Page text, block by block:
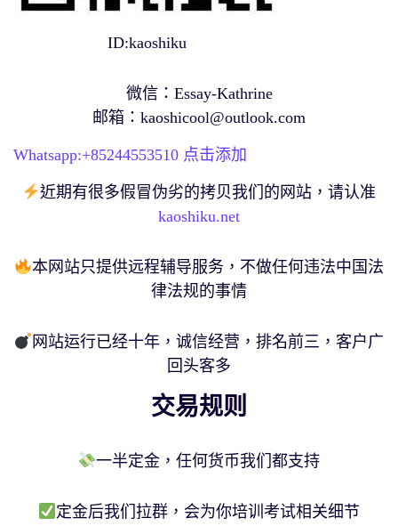
ID:kaoshiku
微信：Essay-Kathrine
邮箱： kaoshicool@outlook.com
Whatsapp:+85244553510 点击添加
近期有很多假冒伪劣的拷贝我们的网站，请认准
kaoshiku.net
本网站只提供远程辅导服务，不做任何违法中国法
律法规的事情
网站运行已经十年，诚信经营，排名前三，客户广
回头客多
交易规则
一半定金，任何货币我们都支持
定金后我们拉群，会为你培训考试相关细节